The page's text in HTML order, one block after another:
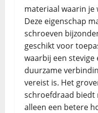
materiaal waarin je
Deze eigenschap
schroeven
geschikt voor
waarbij een stevige
duurzame
vereist is. Het
schroefdraad biedt
alleen een betere